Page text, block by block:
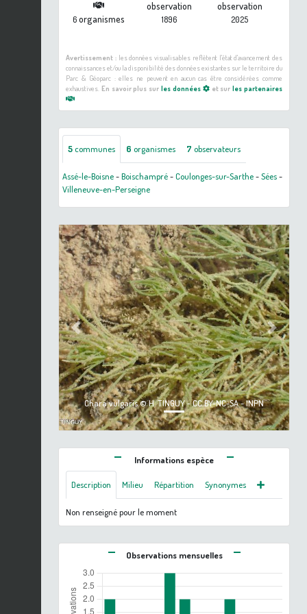
6organismes
observation
1896
observation
2025
Avertissement :les données visualisables reflètent l'état d'avancement des
connaissances et/ou la disponibilité des données existantes sur le territoire du
Parc & Géoparc : elles ne peuvent en aucun cas être considérées comme
exhaustives. En savoir plus sur les données et surles partenaires
5communes 6 organismes 7 observateurs
Assé-le-Boisne-Boischampré-Coulonges-sur-Sarthe-Sées-
Villeneuve-en-Perseigne
Chara vulgaris © H. TINGUY - CC BY-NC-SA - INPN
Previous Next
Informations espèce
Description Milieu Répartition Synonymes
Non renseigné pour le moment
Observations mensuelles